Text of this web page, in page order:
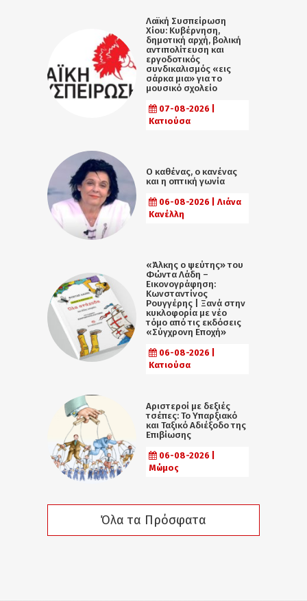
Λαϊκή Συσπείρωση
Χίου: Κυβέρνηση,
δημοτική αρχή, βολική
αντιπολίτευση και
εργοδοτικός
συνδικαλισμός «εις
σάρκα μια» για το
μουσικό σχολείο
07-08-2026 |
Κατιούσα
Ο καθένας, ο κανένας
και η οπτική γωνία
06-08-2026 | Λιάνα
Κανέλλη
«Άλκης ο ψεύτης» του
Φώντα Λάδη –
Εικονογράφηση:
Κωνσταντίνος
Ρουγγέρης | Ξανά στην
κυκλοφορία με νέο
τόμο από τις εκδόσεις
«Σύγχρονη Εποχή»
06-08-2026 |
Κατιούσα
Αριστεροί με δεξιές
τσέπες: Το Υπαρξιακό
και Ταξικό Αδιέξοδο της
Επιβίωσης
06-08-2026 |
Μώμος
Όλα τα Πρόσφατα